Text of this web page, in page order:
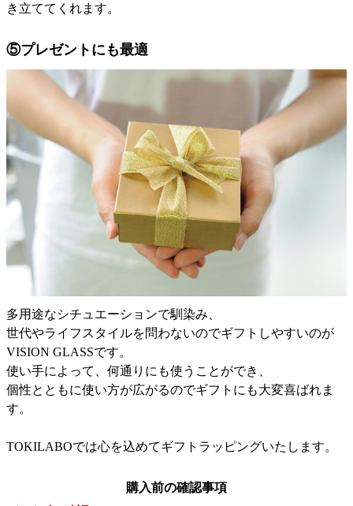
き立ててくれます。
⑤プレゼントにも最適
多用途なシチュエーションで馴染み、
世代やライフスタイルを問わないのでギフトしやすいのが
VISION GLASSです。
使い手によって、何通りにも使うことができ、
個性とともに使い方が広がるのでギフトにも大変喜ばれま
す。
TOKILABOでは心を込めてギフトラッピングいたします。
購入前の確認事項